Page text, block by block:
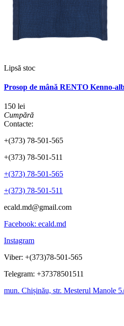
Lipsă stoc
Prosop de mână RENTO Kenno-
150 lei
Cumpără
Contacte:
+(373) 78-501-565
+(373) 78-501-511
+(373) 78-501-565
+(373) 78-501-511
ecald.md@gmail.com
Facebook: ecald.md
Instagram
Viber: +(373)78-501-565
Telegram: +37378501511
mun. Chișinău, str. Mesterul Manole